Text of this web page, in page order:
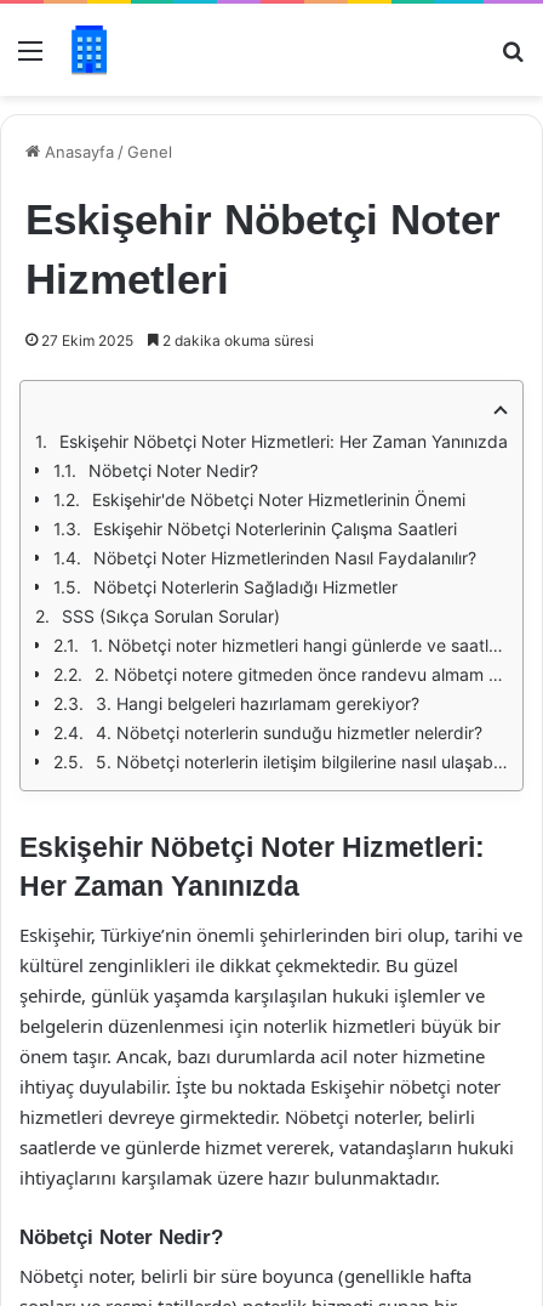
Menü
Anasayfa /Genel
Eskişehir Nöbetçi Noter
Hizmetleri
27 Ekim 2025 2 dakika okuma süresi
Eskişehir Nöbetçi Noter Hizmetleri: Her Zaman Yanınızda
Nöbetçi Noter Nedir?
Eskişehir'de Nöbetçi Noter Hizmetlerinin Önemi
Eskişehir Nöbetçi Noterlerinin Çalışma Saatleri
Nöbetçi Noter Hizmetlerinden Nasıl Faydalanılır?
Nöbetçi Noterlerin Sağladığı Hizmetler
SSS (Sıkça Sorulan Sorular)
1. Nöbetçi noter hizmetleri hangi günlerde ve saatlerde verilmektedir?
2. Nöbetçi notere gitmeden önce randevu almam gerekiyor mu?
3. Hangi belgeleri hazırlamam gerekiyor?
4. Nöbetçi noterlerin sunduğu hizmetler nelerdir?
5. Nöbetçi noterlerin iletişim bilgilerine nasıl ulaşabilirim?
Eskişehir Nöbetçi Noter Hizmetleri:
Her Zaman Yanınızda
Eskişehir, Türkiye’nin önemli şehirlerinden biri olup, tarihi ve
kültürel zenginlikleri ile dikkat çekmektedir. Bu güzel
şehirde, günlük yaşamda karşılaşılan hukuki işlemler ve
belgelerin düzenlenmesi için noterlik hizmetleri büyük bir
önem taşır. Ancak, bazı durumlarda acil noter hizmetine
ihtiyaç duyulabilir. İşte bu noktada Eskişehir nöbetçi noter
hizmetleri devreye girmektedir. Nöbetçi noterler, belirli
saatlerde ve günlerde hizmet vererek, vatandaşların hukuki
ihtiyaçlarını karşılamak üzere hazır bulunmaktadır.
Nöbetçi Noter Nedir?
Nöbetçi noter, belirli bir süre boyunca (genellikle hafta